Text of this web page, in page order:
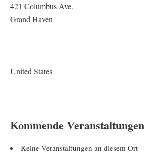
421 Columbus Ave.
Grand Haven
United States
Kommende Veranstaltungen
Keine Veranstaltungen an diesem Ort